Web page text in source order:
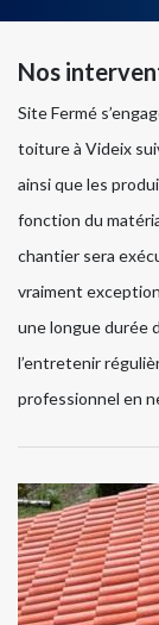
Nos
Site Fermé
toiture à Videix
ainsi que les
fonction du
chantier sera
vraiment
une longue durée
l’entretenir
professionnel en